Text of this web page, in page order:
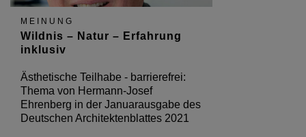
MEINUNG
Wildnis – Natur – Erfahrung
inklusiv
Ästhetische Teilhabe - barrierefrei:
Thema von Hermann-Josef
Ehrenberg in der Januarausgabe des
Deutschen Architektenblattes 2021